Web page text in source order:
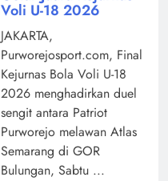
Voli U-18 2026
JAKARTA,
Purworejosport.com, Final
Kejurnas Bola Voli U-18
2026 menghadirkan duel
sengit antara Patriot
Purworejo melawan Atlas
Semarang di GOR
Bulungan, Sabtu ...